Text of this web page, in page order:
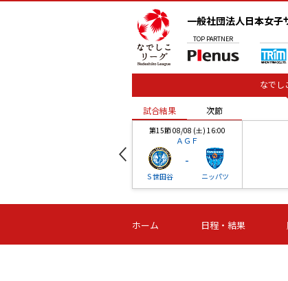
一般社団法人日本女子
TOP PARTNER
なでし
試合結果 次節
第15節 08/08 (土) 16:00
ＡＧＦ
Ｓ世田谷
-
ニッパツ
-
第16節 09/05 (土) 15:00
ニッパツ
-
第16節
試合結果 次節
ホーム 日程・結果